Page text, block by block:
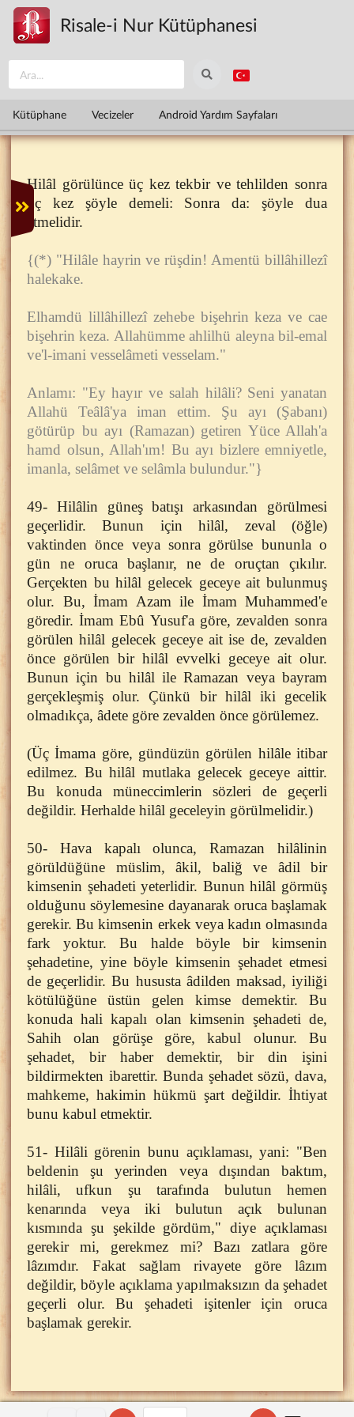
Ana içeriğe atla
Risale-i Nur Kütüphanesi
Kütüphane Vecizeler Android Yardım Sayfaları
Hilâl görülünce üç kez tekbir ve tehlilden sonra
üç kez şöyle demeli: Sonra da: şöyle dua
etmelidir.
{(*) "Hilâle hayrin ve rüşdin! Amentü billâhillezî
halekake.
Elhamdü lillâhillezî zehebe bişehrin keza ve cae
bişehrin keza. Allahümme ahlilhü aleyna bil-emal
ve'l-imani vesselâmeti vesselam."
Anlamı: "Ey hayır ve salah hilâli? Seni yanatan
Allahü Teâlâ'ya iman ettim. Şu ayı (Şabanı)
götürüp bu ayı (Ramazan) getiren Yüce Allah'a
hamd olsun, Allah'ım! Bu ayı bizlere emniyetle,
imanla, selâmet ve selâmla bulundur."}
49- Hilâlin güneş batışı arkasından görülmesi
geçerlidir. Bunun için hilâl, zeval (öğle)
vaktinden önce veya sonra görülse bununla o
gün ne oruca başlanır, ne de oruçtan çıkılır.
Gerçekten bu hilâl gelecek geceye ait bulunmuş
olur. Bu, İmam Azam ile İmam Muhammed'e
göredir. İmam Ebû Yusuf'a göre, zevalden sonra
görülen hilâl gelecek geceye ait ise de, zevalden
önce görülen bir hilâl evvelki geceye ait olur.
Bunun için bu hilâl ile Ramazan veya bayram
gerçekleşmiş olur. Çünkü bir hilâl iki gecelik
olmadıkça, âdete göre zevalden önce görülemez.
(Üç İmama göre, gündüzün görülen hilâle itibar
edilmez. Bu hilâl mutlaka gelecek geceye aittir.
Bu konuda müneccimlerin sözleri de geçerli
değildir. Herhalde hilâl geceleyin görülmelidir.)
50- Hava kapalı olunca, Ramazan hilâlinin
görüldüğüne müslim, âkil, baliğ ve âdil bir
kimsenin şehadeti yeterlidir. Bunun hilâl görmüş
olduğunu söylemesine dayanarak oruca başlamak
gerekir. Bu kimsenin erkek veya kadın olmasında
fark yoktur. Bu halde böyle bir kimsenin
şehadetine, yine böyle kimsenin şehadet etmesi
de geçerlidir. Bu hususta âdilden maksad, iyiliği
kötülüğüne üstün gelen kimse demektir. Bu
konuda hali kapalı olan kimsenin şehadeti de,
Sahih olan görüşe göre, kabul olunur. Bu
şehadet, bir haber demektir, bir din işini
bildirmekten ibarettir. Bunda şehadet sözü, dava,
mahkeme, hakimin hükmü şart değildir. İhtiyat
bunu kabul etmektir.
51- Hilâli görenin bunu açıklaması, yani: "Ben
beldenin şu yerinden veya dışından baktım,
hilâli, ufkun şu tarafında bulutun hemen
kenarında veya iki bulutun açık bulunan
kısmında şu şekilde gördüm," diye açıklaması
gerekir mi, gerekmez mi? Bazı zatlara göre
lâzımdır. Fakat sağlam rivayete göre lâzım
değildir, böyle açıklama yapılmaksızın da şehadet
geçerli olur. Bu şehadeti işitenler için oruca
başlamak gerekir.